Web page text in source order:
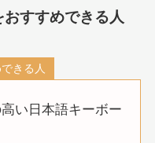
すすめできる人
きる人
い日本語キーボー